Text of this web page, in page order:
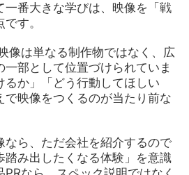
一番大きな学びは、映像を「戦
す。
像は単なる制作物ではなく、広
部として位置づけられていま
るか」「どう行動してほしい
で映像をつくるのが当たり前な
なら、ただ会社を紹介するので
踏み出したくなる体験」を意識